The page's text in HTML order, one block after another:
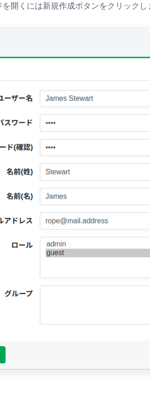
開くには新規作成ボタンをクリックし